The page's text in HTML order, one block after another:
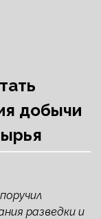
добычи
разведки и